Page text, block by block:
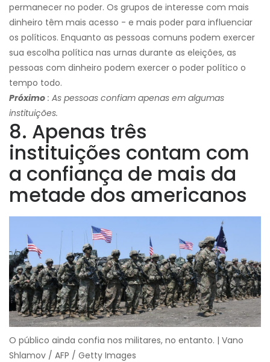
permanecer no poder. Os grupos de interesse com mais
dinheiro têm mais acesso - e mais poder para influenciar
os políticos. Enquanto as pessoas comuns podem exercer
sua escolha política nas urnas durante as eleições, as
pessoas com dinheiro podem exercer o poder político o
tempo todo.
Próximo : As pessoas confiam apenas em algumas
instituições.
8. Apenas três
instituições contam com
a confiança de mais da
metade dos americanos
O público ainda confia nos militares, no entanto. | Vano
Shlamov / AFP / Getty Images